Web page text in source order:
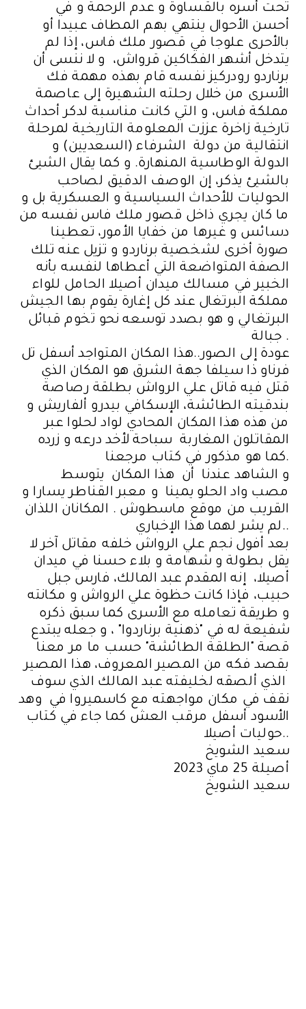
تحت أسره بالقساوة و عدم الرحمة و في
أحسن الأحوال ينتهي بهم المطاف عبيدا أو
بالأحرى علوجا في قصور ملك فاس، إذا لم
يتدخل أشهر الفكاكين قرواش، و لا ننسى أن
برناردو رودركيز نفسه قام بهذه مهمة فك
الأسرى من خلال رحلته الشهيرة إلى عاصمة
مملكة فاس، و التي كانت مناسبة لدكر أحداث
تارخية زاخرة عززت المعلومة التاريخية لمرحلة
انتقالية من دولة الشرفاء (السعديين) و
الدولة الوطاسية المنهارة. و كما يقال الشيئ
بالشيئ يذكر، إن الوصف الدقيق لصاحب
الحوليات للأحداث السياسية و العسكرية بل و
ما كان يجري ذاخل قصور ملك فاس نفسه من
دسائس و غيرها من خفايا الأمور، تعطينا
صورة أخرى لشخصية برناردو و تزيل عنه تلك
الصفة المتواضعة التي أعطاها لنفسه بأنه
الخبير في مسالك ميدان أصيلا الحامل للواء
مملكة البرتغال عند كل إغارة يقوم بها الجيش
البرتغالي و هو بصدد توسعه نحو تخوم قبائل
جبالة .
عودة إلى الصور..هذا المكان المتواجد أسفل تل
فرناو ذا سيلفا جهة الشرق هو المكان الذي
قتل فيه قاتل علي الرواش بطلقة رصاصة
بندقيته الطائشة، الإسكافي بيدرو ألفاريش و
من هذه هذا المكان المحادي لواد لحلوا عبر
المقاتلون المغاربة سباحة لأخد درعه و زرده
كما هو مذكور في كتاب مرجعنا.
و الشاهد عندنا أن هذا المكان يتوسط
مصب واد الحلو يمينا و معبر القناطر يسارا و
القريب من موقع ماسطوش . المكانان اللذان
لم يشر لهما هذا الإخباري..
بعد أفول نجم علي الرواش خلفه مقاتل آخر لا
يقل بطولة و شهامة و بلاء حسنا في ميدان
أصيلا، إنه المقدم عبد المالك، فارس جبل
حبيب، فإذا كانت حظوة علي الرواش و مكانته
و طريقة تعامله مع الأسرى كما سبق ذكره
شفيعة له في "ذهنية برناردوا" ، و جعله يبتدع
قصة "الطلقة الطائشة" حسب ما مر معنا
بقصد فكه من المصير المعروف، هذا المصير
الذي ألصقه لخليفته عبد المالك الذي سوف
نقف في مكان مواجهته مع كاسميروا في وهد
الأسود أسفل مرقب العش كما جاء في كتاب
حوليات أصيلا..
سعيد الشويخ
أصيلة 25 ماي 2023
سعيد الشويخ